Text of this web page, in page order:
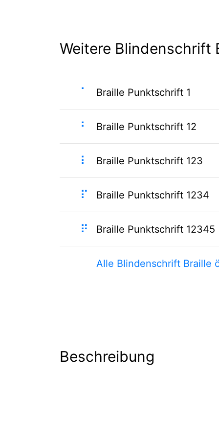
Weitere Blindenschrift
⠁ Braille Punktschrift 1
⠃ Braille Punktschrift 12
⠇ Braille Punktschrift 123
⠏ Braille Punktschrift 1234
⠟ Braille Punktschrift 12345
Alle Blindenschrift Braille
Beschreibung